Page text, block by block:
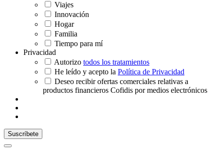
Viajes
Innovación
Hogar
Familia
Tiempo para mí
Privacidad
Autorizo todos los tratamientos
He leído y acepto la Política de Privacidad
Deseo recibir ofertas comerciales relativas a
productos financieros Cofidis por medios electrónicos